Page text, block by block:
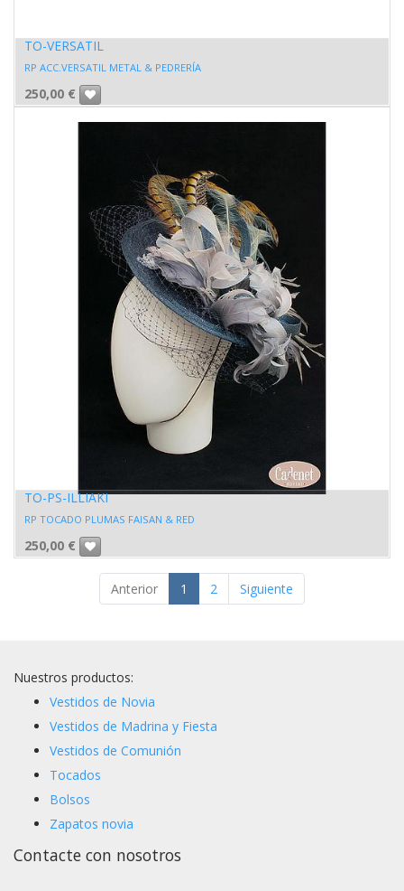
TO-VERSATIL
RP ACC.VERSATIL METAL & PEDRERÍA
250,00 €
TO-PS-ILLIAKI
RP TOCADO PLUMAS FAISAN & RED
250,00 €
Anterior 1 2 Siguiente
Nuestros productos:
Vestidos de Novia
Vestidos de Madrina y Fiesta
Vestidos de Comunión
Tocados
Bolsos
Zapatos novia
Contacte con nosotros